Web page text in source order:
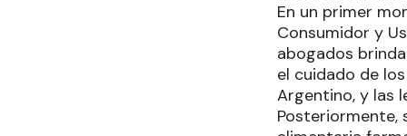
En un primer
Consumidor y
abogados
el cuidado de
Argentino, y las
Posteriormente,